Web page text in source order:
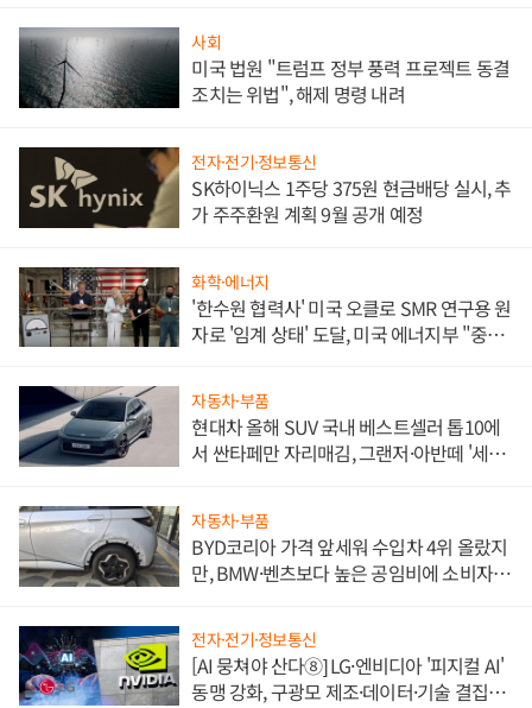
사회
미국 법원 "트럼프 정부 풍력 프로젝트 동결
조치는 위법", 해제 명령 내려
전자·전기·정보통신
SK하이닉스 1주당 375원 현금배당 실시, 추
가 주주환원 계획 9월 공개 예정
화학·에너지
'한수원 협력사' 미국 오클로 SMR 연구용 원
자로 '임계 상태' 도달, 미국 에너지부 "중요
자동차·부품
현대차 올해 SUV 국내 베스트셀러 톱10에
서 싼타페만 자리매김, 그랜저·아반떼 '세단
자동차·부품
BYD코리아 가격 앞세워 수입차 4위 올랐지
만, BMW·벤츠보다 높은 공임비에 소비자
전자·전기·정보통신
[AI 뭉쳐야 산다⑧] LG·엔비디아 '피지컬 AI'
동맹 강화, 구광모 제조·데이터·기술 결집